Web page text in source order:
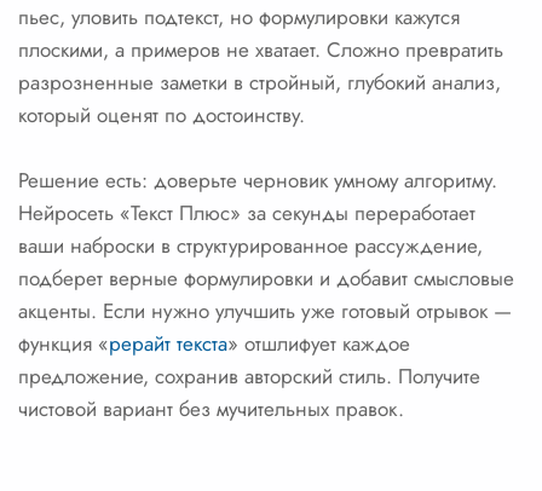
пьес, уловить подтекст, но формулировки кажутся
плоскими, а примеров не хватает. Сложно превратить
разрозненные заметки в стройный, глубокий анализ,
который оценят по достоинству.
Решение есть: доверьте черновик умному алгоритму.
Нейросеть «Текст Плюс» за секунды переработает
ваши наброски в структурированное рассуждение,
подберет верные формулировки и добавит смысловые
акценты. Если нужно улучшить уже готовый отрывок —
функция «рерайт текста» отшлифует каждое
предложение, сохранив авторский стиль. Получите
чистовой вариант без мучительных правок.